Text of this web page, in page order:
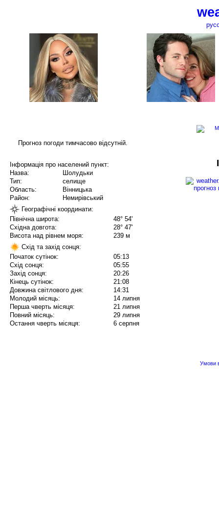
Прогноз погоди тимчасово відсутній.
Інформація про населений пункт:
Назва:
Шолудьки
Тип:
селище
Область:
Вінницька
Район:
Немирівський
Географічні координати:
Північна широта:
48° 54'
Східна довгота:
28° 47'
Висота над рівнем моря:
239 м
Схід та захід сонця:
Початок сутінок:
05:13
Схід сонця:
05:55
Захід сонця:
20:26
Кінець сутінок:
21:08
Довжина світлового дня:
14:31
Молодий місяць:
14 липня
Перша чверть місяця:
21 липня
Повний місяць:
29 липня
Остання чверть місяця:
6 серпня
Умови